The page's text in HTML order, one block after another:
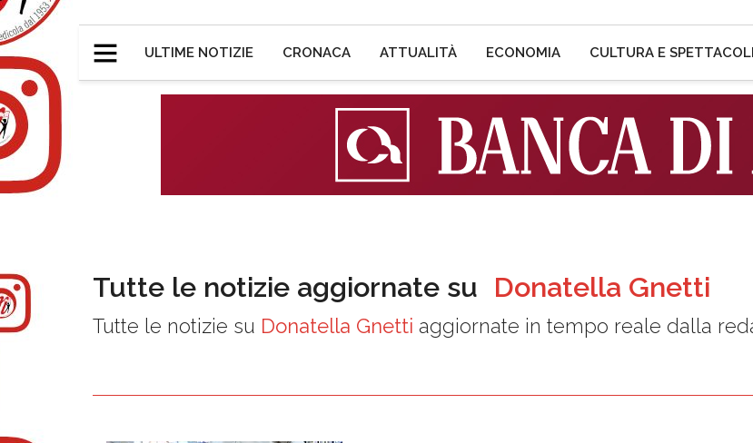
ULTIME NOTIZIE CRONACA ATTUALITÀ ECONOMIA CULTURA E SPETTACOLI
Tutte le notizie aggiornate su Donatella Gnetti
Tutte le notizie su Donatella Gnetti aggiornate in tempo reale dalla